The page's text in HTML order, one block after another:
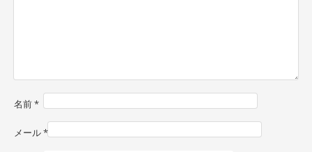
i
o
n
名前*
メール*